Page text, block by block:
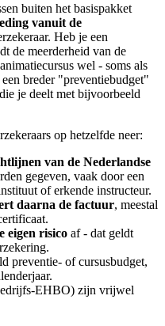
buiten het basispakket
vanuit de
Heb je een
de meerderheid van de
wel - soms als
breder "preventiebudget"
je deelt met bijvoorbeeld
op hetzelfde neer:
van de Nederlandse
gegeven, vaak door een
of erkende instructeur.
daarna de factuur, meestal
eigen risico af - dat geldt
preventie- of cursusbudget,
EHBO) zijn vrijwel